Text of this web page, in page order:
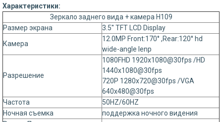
Характеристики:
Зеркало заднего вида + камера H109
Размер экрана
3.5'' TFT LCD Display
Камера
12.0MP Front:170° ,Rear:120° hd
wide-angle lenр
Разрешение
1080FHD 1920x1080@30fps /HD
1440x1080@30fps
720P 1280x720@30fps /VGA
640x480@30fps
Частота
50HZ/60HZ
Ночная съемка
поддержка ночного видения